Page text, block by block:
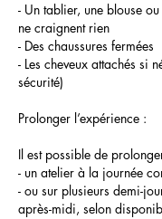
- Un tablier, une blouse
ne craignent rien
- Des chaussures fermées
- Les cheveux attachés si
sécurité)
Prolonger l’expérience :
Il est possible de
- un atelier à la journée
- ou sur plusieurs demi-
après-midi, selon